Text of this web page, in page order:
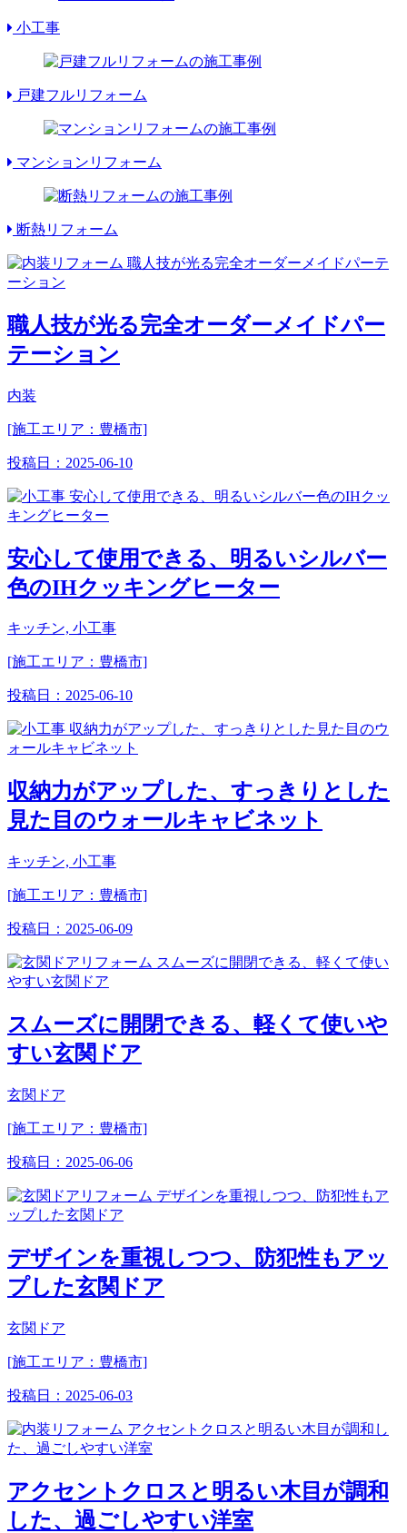
小工事
戸建フルリフォーム
マンションリフォーム
断熱リフォーム
職人技が光る完全オーダーメイドパー
テーション
内装
[施工エリア：豊橋市]
投稿日： 2025-06-10
安心して使用できる、明るいシルバー
色のIHクッキングヒーター
キッチン, 小工事
[施工エリア：豊橋市]
投稿日： 2025-06-10
収納力がアップした、すっきりとした
見た目のウォールキャビネット
キッチン, 小工事
[施工エリア：豊橋市]
投稿日： 2025-06-09
スムーズに開閉できる、軽くて使いや
すい玄関ドア
玄関ドア
[施工エリア：豊橋市]
投稿日： 2025-06-06
デザインを重視しつつ、防犯性もアッ
プした玄関ドア
玄関ドア
[施工エリア：豊橋市]
投稿日： 2025-06-03
アクセントクロスと明るい木目が調和
した、過ごしやすい洋室